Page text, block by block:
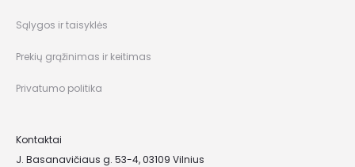
Sąlygos ir taisyklės
Prekių grąžinimas ir keitimas
Privatumo politika
Kontaktai
J. Basanavičiaus g. 53-4, 03109 Vilnius